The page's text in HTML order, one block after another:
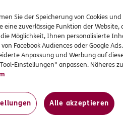
n
Tel: 02723/
Mehr
Sie der Speicherung von Cookies
zuverlässige Funktion der
Möglichkeit, Ihnen personalisierte
Facebook Audiences oder Google Ads.
Anpassung und Werbung auf
Einstellungen" anpassen. Näheres
Alle akzeptieren